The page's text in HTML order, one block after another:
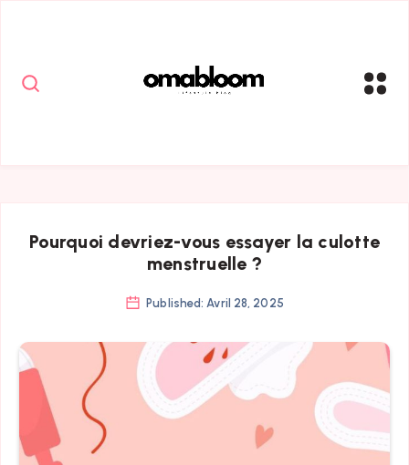
Pourquoi devriez-vous essayer la culotte
menstruelle ?
Published: Avril 28, 2025